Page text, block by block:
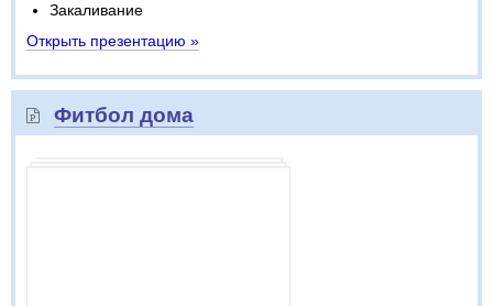
Закаливание
Открыть презентацию »
Фитбол дома